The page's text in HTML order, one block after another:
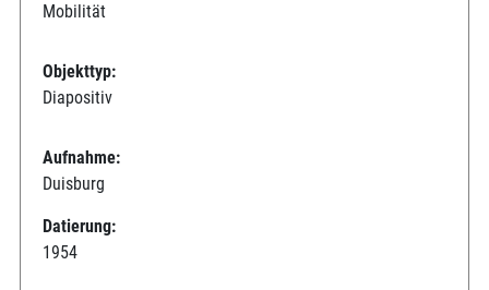
Mobilität
Objekttyp:
Diapositiv
Aufnahme:
Duisburg
Datierung:
1954